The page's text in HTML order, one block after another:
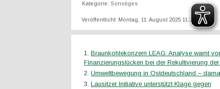
Kategorie: Sonstiges
Veröffentlicht: Montag, 11. August 2025 11:22
Braunkohlekonzern LEAG: Analyse warnt vor
Finanzierungslücken bei der Rekultivierung
Umweltbewegung in Ostdeutschland –
Lausitzer Initiative unterstützt Klage gegen